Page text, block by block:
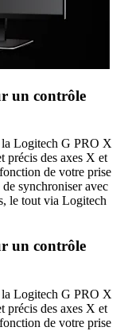
un contrôle
la Logitech G PRO X
précis des axes X et
de votre prise
synchroniser avec
le tout via Logitech
un contrôle
la Logitech G PRO X
précis des axes X et
de votre prise